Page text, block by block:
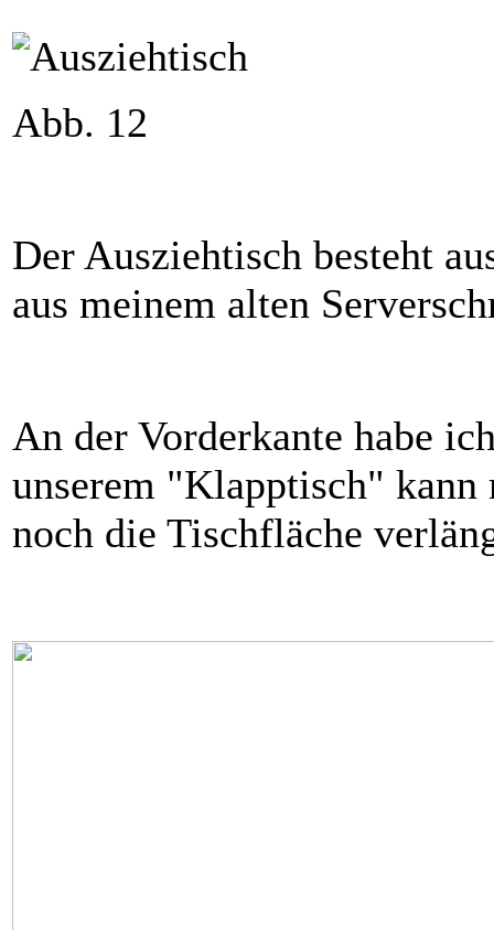
Abb. 12
Der Ausziehtisch besteht
aus meinem alten
An der Vorderkante habe
unserem "Klapptisch" kann
noch die Tischfläche